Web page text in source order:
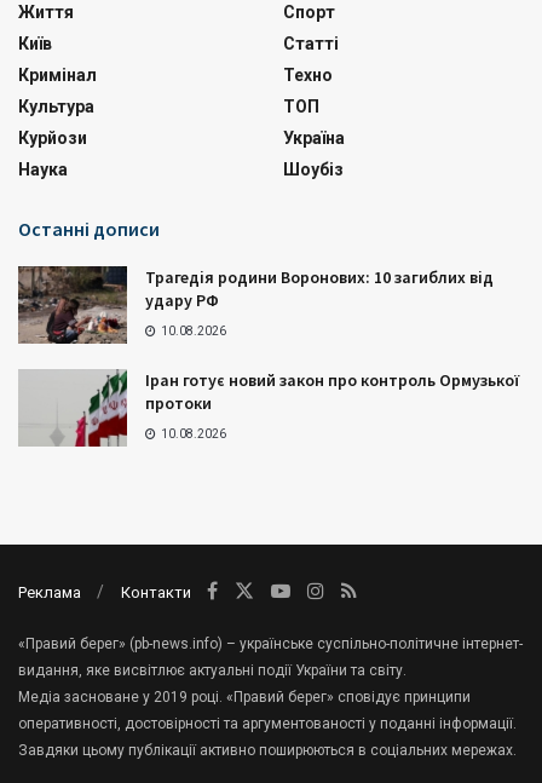
Життя
Київ
Кримінал
Культура
Курйози
Наука
Спорт
Статті
Техно
ТОП
Україна
Шоубіз
Останні дописи
Трагедія родини Воронових: 10 загиблих від
удару РФ
10.08.2026
Іран готує новий закон про контроль Ормузької
протоки
10.08.2026
Реклама Контакти
«Правий берег» (pb-news.info) – українське суспільно-політичне інтернет-
видання, яке висвітлює актуальні події України та світу.
Медіа засноване у 2019 році. «Правий берег» сповідує принципи
оперативності, достовірності та аргументованості у поданні інформації.
Завдяки цьому публікації активно поширюються в соціальних мережах.